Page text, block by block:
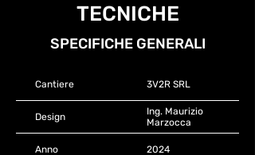
TECNICHE
SPECIFICHE GENERALI
Cantiere 3V2R SRL
Design
Ing. Maurizio
Marzocca
Anno 2024